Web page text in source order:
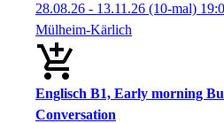
28.08.26 - 13.11.26 (10-mal)
Mülheim-Kärlich
Englisch B1, Early morning
Conversation